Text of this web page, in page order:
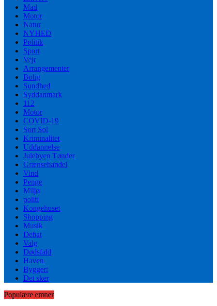
Mad
Motor
Natur
NYHED
Politik
Sport
Vejr
Arrangementer
Bolig
Sundhed
Syddanmark
112
Motor
COVID-19
Sort Sol
Kriminalitet
Uddannelse
Julebyen Tønder
Grænsehandel
Vind
Penge
Miljø
politi
Kongehuset
Shopping
Musik
Debat
Valg
Dødsfald
Haven
Byggeri
Det sker
Populære emner